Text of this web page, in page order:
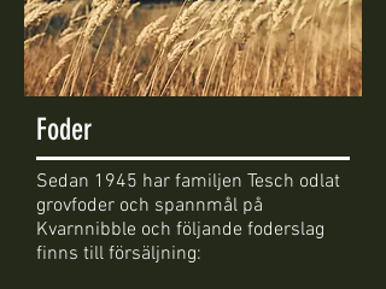
Foder
Sedan 1945 har familjen Tesch odlat
grovfoder och spannmål på
Kvarnnibble och följande foderslag
finns till försäljning: